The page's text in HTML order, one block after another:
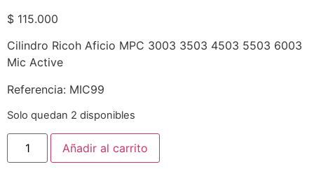
$ 115.000
Cilindro Ricoh Aficio MPC 3003 3503 4503 5503 6003
Mic Active
Referencia: MIC99
Solo quedan 2 disponibles
Añadir al carrito